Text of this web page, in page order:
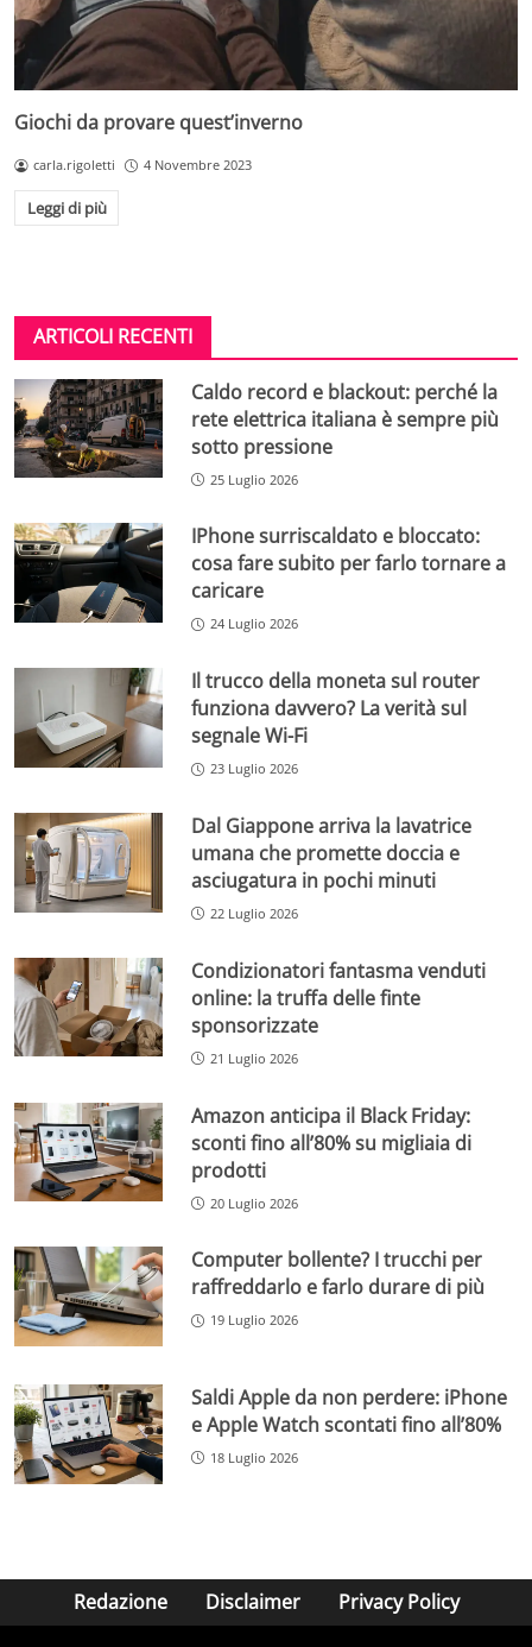
Giochi da provare quest’inverno
carla.rigoletti 4 Novembre 2023
Leggi di più
ARTICOLI RECENTI
Caldo record e blackout: perché la
rete elettrica italiana è sempre più
sotto pressione
25 Luglio 2026
IPhone surriscaldato e bloccato:
cosa fare subito per farlo tornare a
caricare
24 Luglio 2026
Il trucco della moneta sul router
funziona davvero? La verità sul
segnale Wi-Fi
23 Luglio 2026
Dal Giappone arriva la lavatrice
umana che promette doccia e
asciugatura in pochi minuti
22 Luglio 2026
Condizionatori fantasma venduti
online: la truffa delle finte
sponsorizzate
21 Luglio 2026
Amazon anticipa il Black Friday:
sconti fino all’80% su migliaia di
prodotti
20 Luglio 2026
Computer bollente? I trucchi per
raffreddarlo e farlo durare di più
19 Luglio 2026
Saldi Apple da non perdere: iPhone
e Apple Watch scontati fino all’80%
18 Luglio 2026
Redazione Disclaimer Privacy Policy